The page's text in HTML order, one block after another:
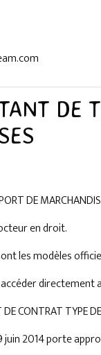
DE
DE
en droit.
les modèles
directement
CONTRAT TYPE
juin 2014 porte